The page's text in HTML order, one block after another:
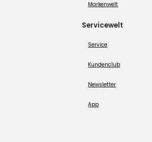
Markenwelt
Servicewelt
Service
Kundenclub
Newsletter
App